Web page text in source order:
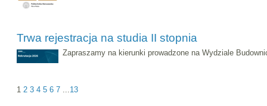
Trwa rejestracja na studia II stopnia
Zapraszamy na kierunki prowadzone na Wydziale
1 2 3 4 5 6 7 13